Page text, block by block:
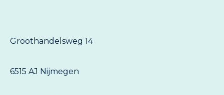
Groothandelsweg 14
6515 AJ Nijmegen